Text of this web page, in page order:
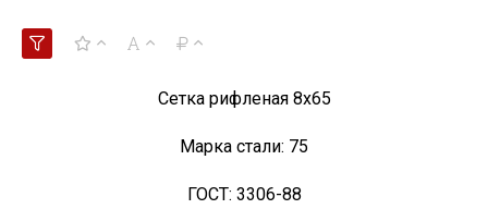
Сетка рифленая 8x65
Марка стали: 75
ГОСТ: 3306-88